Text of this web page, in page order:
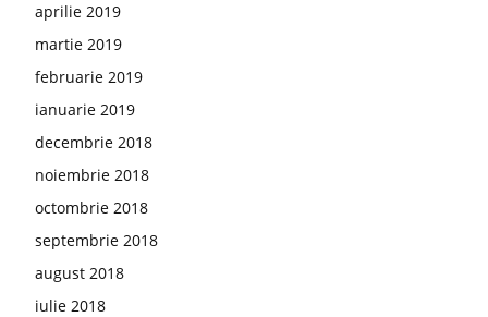
aprilie 2019
martie 2019
februarie 2019
ianuarie 2019
decembrie 2018
noiembrie 2018
octombrie 2018
septembrie 2018
august 2018
iulie 2018